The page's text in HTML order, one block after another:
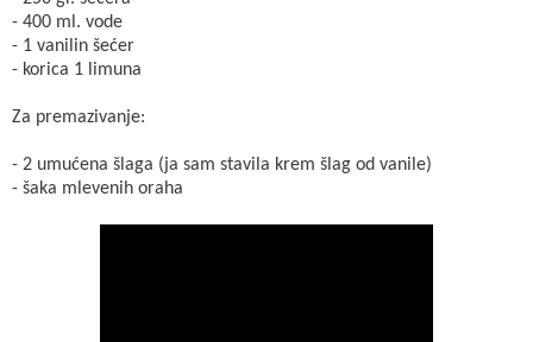
- 400 ml. vode
- 1 vanilin šećer
- korica 1 limuna
Za premazivanje:
- 2 umućena šlaga (ja sam stavila krem šlag od vanile)
- šaka mlevenih oraha